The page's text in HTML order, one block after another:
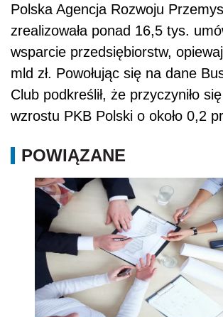
Polska Agencja Rozwoju
zrealizowała ponad 16,5 tys.
wsparcie przedsiębiorstw,
mld zł. Powołując się na dane
Club podkreślił, że przyczyniło
wzrostu PKB Polski o około 0,2
POWIĄZANE